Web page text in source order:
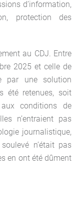
d’information,
protection des
au CDJ. Entre
2025 et celle de
par une solution
été retenues, soit
conditions de
n’entraient pas
journalistique,
n’était pas
en ont été dûment